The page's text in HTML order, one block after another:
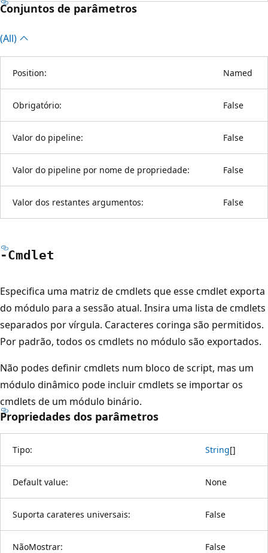
Conjuntos de parâmetros
(All)
Position: Named
Obrigatório: False
Valor do pipeline: False
Valor do pipeline por nome de propriedade: False
Valor dos restantes argumentos: False
-Cmdlet
Especifica uma matriz de cmdlets que esse cmdlet exporta
do módulo para a sessão atual. Insira uma lista de cmdlets
separados por vírgula. Caracteres coringa são permitidos.
Por padrão, todos os cmdlets no módulo são exportados.
Não podes definir cmdlets num bloco de script, mas um
módulo dinâmico pode incluir cmdlets se importar os
cmdlets de um módulo binário.
Propriedades dos parâmetros
Tipo: String[]
Default value: None
Suporta carateres universais: False
NãoMostrar: False